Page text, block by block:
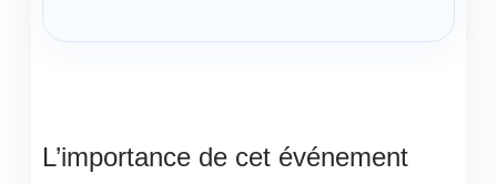
L’importance de cet événement